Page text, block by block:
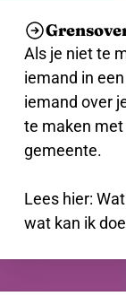
Als je niet te
iemand in
iemand over
te maken
gemeente.
Lees hier:
wat kan ik